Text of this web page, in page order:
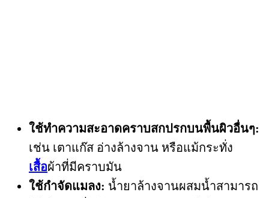
ใช้ทำความสะอาดคราบสกปรกบนพื้นผิวอื่นๆ:
เช่น เตาแก๊ส อ่างล้างจาน หรือแม้กระทั่ง
เสื้อผ้าที่มีคราบมัน
ใช้กำจัดแมลง: น้ำยาล้างจานผสมน้ำสามารถ